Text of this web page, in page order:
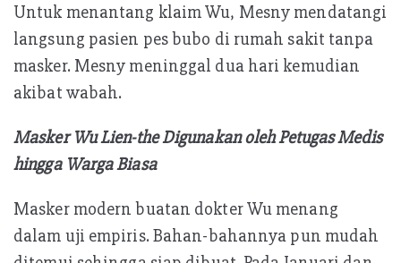
Untuk menantang klaim Wu, Mesny mendatangi
langsung pasien pes bubo di rumah sakit tanpa
masker. Mesny meninggal dua hari kemudian
akibat wabah.
Masker Wu Lien-the Digunakan oleh Petugas Medis
hingga Warga Biasa
Masker modern buatan dokter Wu menang
dalam uji empiris. Bahan-bahannya pun mudah